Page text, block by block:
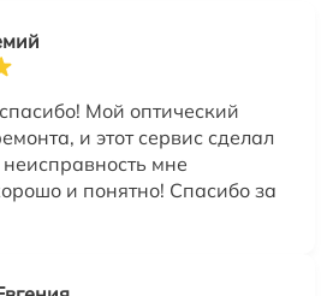
Мой оптический
и этот сервис сделал
мне
и понятно! Спасибо за